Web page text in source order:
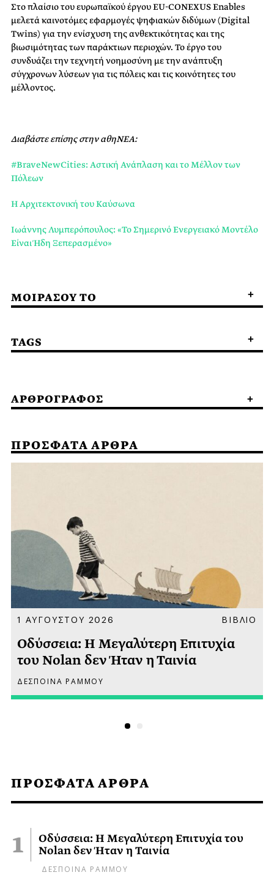
ΠΡΟΣΦΑΤΑ ΑΡΘΡΑ
Οδύσσεια: Η Μεγαλύτερη Επιτυχία του
Nolan δεν Ήταν η Ταινία
ΔΕΣΠΟΙΝΑ ΡΑΜΜΟΥ
Στο πλαίσιο του ευρωπαϊκού έργου EU-CONEXUS Enables
μελετά καινοτόμες εφαρμογές ψηφιακών διδύμων (Digital
Twins) για την ενίσχυση της ανθεκτικότητας και της
βιωσιμότητας των παράκτιων περιοχών. Το έργο του
συνδυάζει την τεχνητή νοημοσύνη με την ανάπτυξη
σύγχρονων λύσεων για τις πόλεις και τις κοινότητες του
μέλλοντος.
Διαβάστε επίσης στην αθηΝΕΑ:
#BraveNewCities: Αστική Ανάπλαση και το Μέλλον των
Πόλεων
Η Αρχιτεκτονική του Καύσωνα
Ιωάννης Λυμπερόπουλος: «Το Σημερινό Ενεργειακό Μοντέλο
Είναι Ήδη Ξεπερασμένο»
ΜΟΙΡΑΣΟΥ ΤΟ
TAGS
ΑΡΘΡΟΓΡΑΦΟΣ
ΠΡΟΣΦΑΤΑ ΑΡΘΡΑ
1 ΑΥΓΟΥΣΤΟΥ 2026 ΒΙΒΛΙΟ
Οδύσσεια: Η Μεγαλύτερη Επιτυχία
του Nolan δεν Ήταν η Ταινία
ΔΕΣΠΟΙΝΑ ΡΑΜΜΟΥ